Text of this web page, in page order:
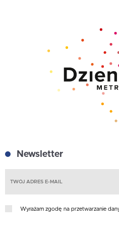
Newsletter
Wyrażam zgodę na przetwarzanie